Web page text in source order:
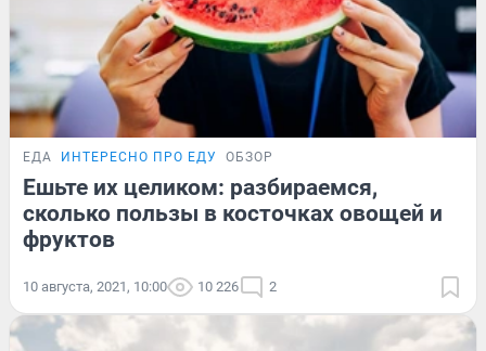
ЕДА ИНТЕРЕСНО ПРО ЕДУ ОБЗОР
Ешьте их целиком: разбираемся,
сколько пользы в косточках овощей и
фруктов
10 августа, 2021, 10:00 10 226 2